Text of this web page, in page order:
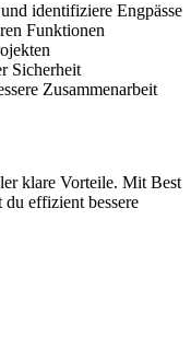
identifiziere Engpässe
Funktionen
Sicherheit
Zusammenarbeit
klare Vorteile. Mit Best
du effizient bessere